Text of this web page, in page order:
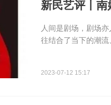
新民艺评丨
人间是剧场，剧场
往结合了当下的潮
2023-07-12 15:17